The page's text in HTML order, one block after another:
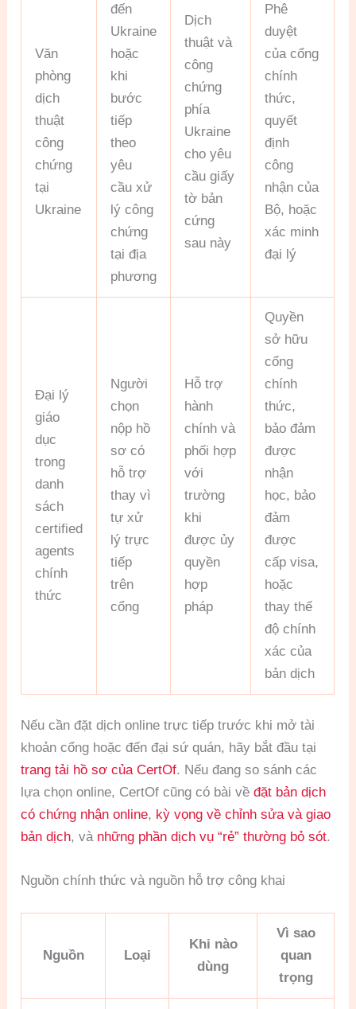
Văn
phòng
dịch
thuật
công
chứng
tại
Ukraine
đến
Ukraine
hoặc
khi
bước
tiếp
theo
yêu
cầu xử
lý công
chứng
tại địa
phương
Dịch
thuật và
công
chứng
phía
Ukraine
cho yêu
cầu giấy
tờ bản
cứng
sau này
Phê
duyệt
của cổng
chính
thức,
quyết
định
công
nhận của
Bộ, hoặc
xác minh
đại lý
Đại lý
giáo
dục
trong
danh
sách
certified
agents
chính
thức
Người
chọn
nộp hồ
sơ có
hỗ trợ
thay vì
tự xử
lý trực
tiếp
trên
cổng
Hỗ trợ
hành
chính và
phối hợp
với
trường
khi
được ủy
quyền
hợp
pháp
Quyền
sở hữu
cổng
chính
thức,
bảo đảm
được
nhận
học, bảo
đảm
được
cấp visa,
hoặc
thay thế
độ chính
xác của
bản dịch
Nếu cần đặt dịch online trực tiếp trước khi mở tài
khoản cổng hoặc đến đại sứ quán, hãy bắt đầu tại
trang tải hồ sơ của CertOf. Nếu đang so sánh các
lựa chọn online, CertOf cũng có bài vềđặt bản dịch
có chứng nhận online, kỳ vọng về chỉnh sửa và giao
bản dịch, và những phần dịch vụ “rẻ” thường bỏ sót.
Nguồn chính thức và nguồn hỗ trợ công khai
Nguồn Loại
Khi nào
dùng
Vì sao
quan
trọng